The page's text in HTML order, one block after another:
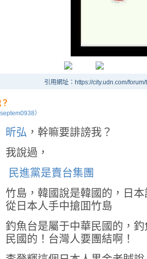
引用網址：https://city.udn.com/
）
昕弘 ，幹嘛要誹謗我？
我說過，
民進黨是賣台集團
竹島，韓國說是韓國的，日
從日本人手中搶囬竹島
釣魚台是屬于中華民國的，
民國的！台灣人要團結啊！